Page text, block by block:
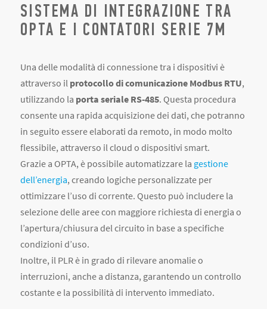
SISTEMA DI INTEGRAZIONE TRA
OPTA E I CONTATORI SERIE 7M
Una delle modalità di connessione tra i dispositivi è
attraverso il protocollo di comunicazione Modbus RTU,
utilizzando la porta seriale RS-485. Questa procedura
consente una rapida acquisizione dei dati, che potranno
in seguito essere elaborati da remoto, in modo molto
flessibile, attraverso il cloud o dispositivi smart.
Grazie a OPTA, è possibile automatizzare la gestione
dell’energia, creando logiche personalizzate per
ottimizzare l’uso di corrente. Questo può includere la
selezione delle aree con maggiore richiesta di energia o
l’apertura/chiusura del circuito in base a specifiche
condizioni d’uso.
Inoltre, il PLR è in grado di rilevare anomalie o
interruzioni, anche a distanza, garantendo un controllo
costante e la possibilità di intervento immediato.